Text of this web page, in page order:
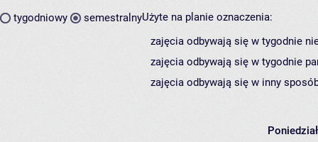
tygodniowy semestralnyUżyte na planie oznaczenia:
zajęcia odbywają się w tygodnie
zajęcia odbywają się w tygodnie
zajęcia odbywają się w inny